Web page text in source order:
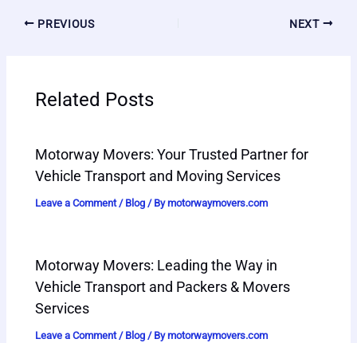
PREVIOUS NEXT
Related Posts
Motorway Movers: Your Trusted Partner for
Vehicle Transport and Moving Services
Leave a Comment / Blog / Bymotorwaymovers.com
Motorway Movers: Leading the Way in
Vehicle Transport and Packers & Movers
Services
Leave a Comment / Blog / Bymotorwaymovers.com